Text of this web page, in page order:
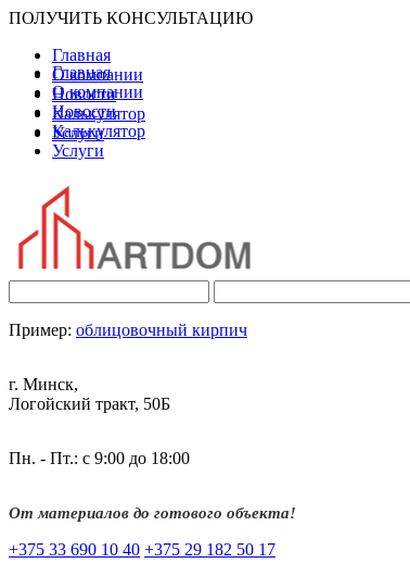
ПОЛУЧИТЬ КОНСУЛЬТАЦИЮ
Главная
О компании
Новости
Калькулятор
Услуги
Главная
О компании
Новости
Калькулятор
Услуги
Пример: облицовочный кирпич
г. Минск,
Логойский тракт, 50Б
Пн. - Пт.: с 9:00 до 18:00
От материалов до готового объекта!
+375 33 690 10 40 +375 29 182 50 17